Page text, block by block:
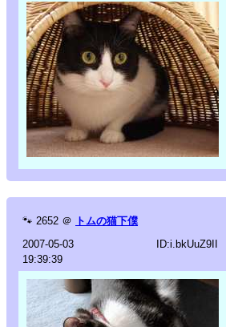
🐾 2652 ＠ トムの猫下僕
2007-05-03
19:39:39
ID:i.bkUuZ9II